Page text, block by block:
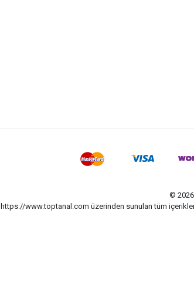
© 2026
https://www.toptanal.com üzerinden sunulan tüm